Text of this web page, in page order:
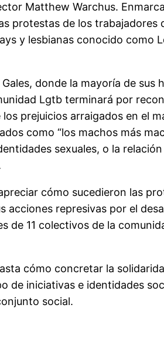
Matthew Warchus.
protestas de los trabajadores
y lesbianas conocido como
donde la mayoría de sus
Lgtb terminará por
prejuicios arraigados en el
como “los machos más
sexuales, o la
cómo sucedieron las
represivas por el
de 11 colectivos de la
cómo concretar la
de iniciativas e identidades
social.